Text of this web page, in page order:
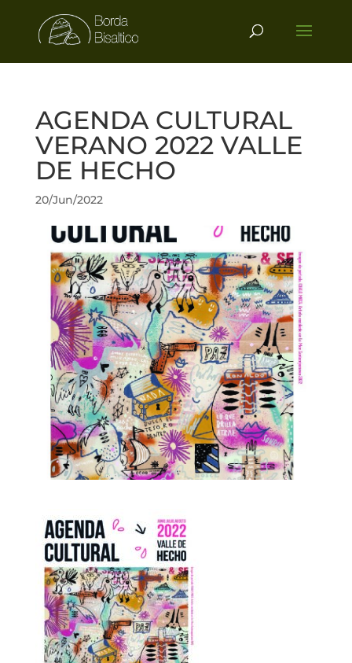
AGENDA CULTURAL
VERANO 2022 VALLE
DE HECHO
20/Jun/2022